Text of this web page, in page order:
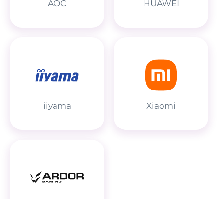
AOC HUAWEI
iiyama Xiaomi